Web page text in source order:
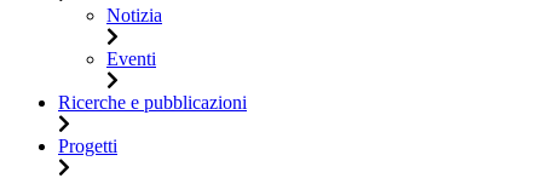
Notizia
Eventi
Ricerche e pubblicazioni
Progetti